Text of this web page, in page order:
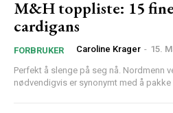
M&H toppliste: 15
cardigans
FORBRUKER Caroline Krager - 15.
Perfekt å slenge på seg nå. Nordmenn vet at vår og sommer ikke
nødvendigvis er synonymt med å